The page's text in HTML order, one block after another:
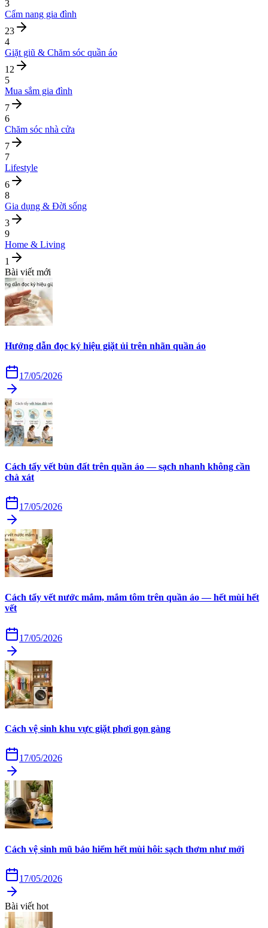
3
Cẩm nang gia đình
23
4
Giặt giũ & Chăm sóc quần áo
12
5
Mua sắm gia đình
7
6
Chăm sóc nhà cửa
7
7
Lifestyle
6
8
Gia dụng & Đời sống
3
9
Home & Living
1
Bài viết mới
Hướng dẫn đọc ký hiệu giặt ủi trên nhãn quần áo
17/05/2026
Cách tẩy vết bùn đất trên quần áo — sạch nhanh không cần
chà xát
17/05/2026
Cách tẩy vết nước mắm, mắm tôm trên quần áo — hết mùi hết
vết
17/05/2026
Cách vệ sinh khu vực giặt phơi gọn gàng
17/05/2026
Cách vệ sinh mũ bảo hiểm hết mùi hôi: sạch thơm như mới
17/05/2026
Bài viết hot